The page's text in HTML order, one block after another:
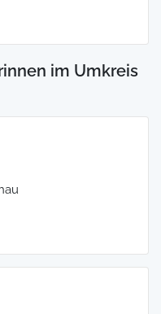
im Umkreis